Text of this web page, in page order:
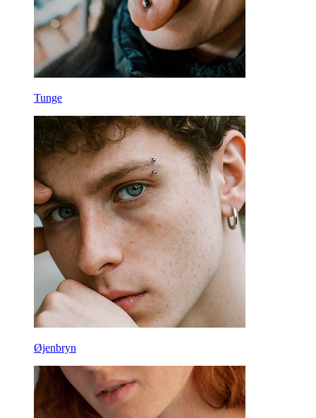
Tunge
Øjenbryn